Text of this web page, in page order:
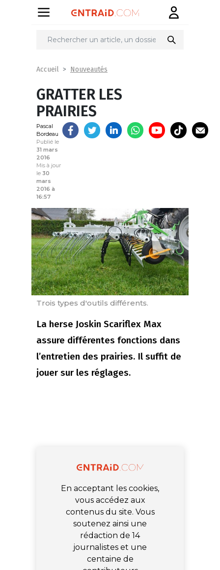
Partager
Accueil Nouveautés
GRATTER LES
PRAIRIES
Pascal
Bordeau
Publié le
31 mars
2016
Mis à jour
le 30
mars
2016 à
16:57
Trois types d'outils différents.
La herse Joskin Scariflex Max
assure différentes fonctions dans
l’entretien des prairies. Il suffit de
jouer sur les réglages.
En acceptant les cookies,
vous accédez aux
contenus du site. Vous
soutenez ainsi une
rédaction de 14
journalistes et une
centaine de